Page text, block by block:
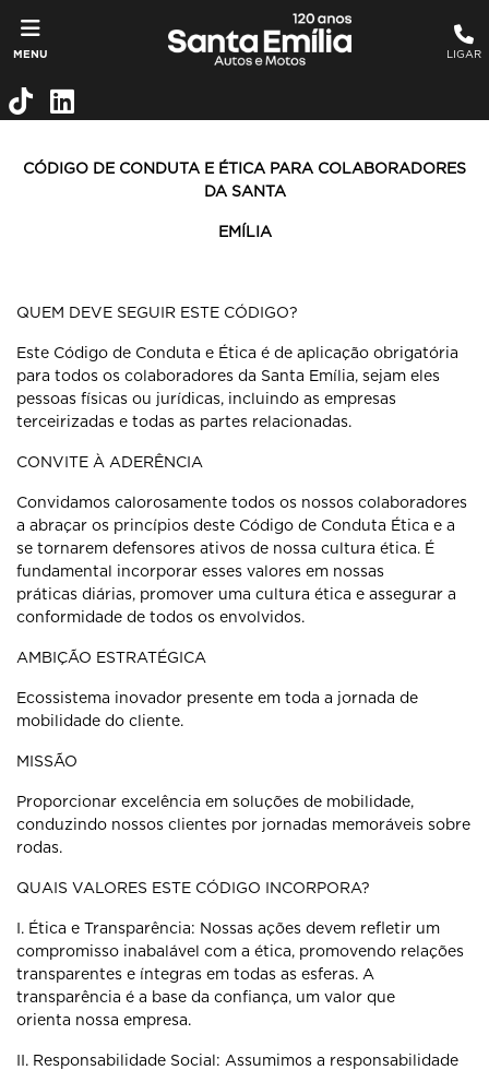
MENU LIGAR
CÓDIGO DE CONDUTA E ÉTICA PARA COLABORADORES
DA SANTA
EMÍLIA
QUEM DEVE SEGUIR ESTE CÓDIGO?
Este Código de Conduta e Ética é de aplicação obrigatória
para todos os colaboradores da Santa Emília, sejam eles
pessoas físicas ou jurídicas, incluindo as empresas
terceirizadas e todas as partes relacionadas.
CONVITE À ADERÊNCIA
Convidamos calorosamente todos os nossos colaboradores
a abraçar os princípios deste Código de Conduta Ética e a
se tornarem defensores ativos de nossa cultura ética. É
fundamental incorporar esses valores em nossas
práticas diárias, promover uma cultura ética e assegurar a
conformidade de todos os envolvidos.
AMBIÇÃO ESTRATÉGICA
Ecossistema inovador presente em toda a jornada de
mobilidade do cliente.
MISSÃO
Proporcionar excelência em soluções de mobilidade,
conduzindo nossos clientes por jornadas memoráveis sobre
rodas.
QUAIS VALORES ESTE CÓDIGO INCORPORA?
I. Ética e Transparência: Nossas ações devem refletir um
compromisso inabalável com a ética, promovendo relações
transparentes e íntegras em todas as esferas. A
transparência é a base da confiança, um valor que
orienta nossa empresa.
II. Responsabilidade Social: Assumimos a responsabilidade